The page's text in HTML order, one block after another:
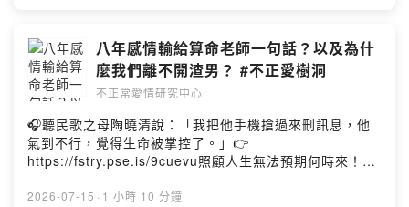
Just A Comedian2️⃣ 芝加哥 #Sept. 19 -3pm Sat |
ChicagoThe Den Theater1331 N Milwaukee Ave,
Chicago, IL 606223️⃣ 紐約 Sept. 20 -3pm Sun | New
York CityThe Theater Center210 W 50th St, New
York, NY 10014️⃣ 洛杉磯 Sept. 25 -8pm Fri |
LosangelesVineyard Church Glendora509 E Arrow
Highway, Glendora, CA 917405️⃣ 舊金山Sept. 26- 2pm
SAT | San FranciscoCollege of San Mateo
Theatre1700 W Hillsdale Blvd, San Mateo, CA
八年感情輸給算命老師一句話？以及為什
麼我們離不開渣男？ #不正愛樹洞
不正常愛情研究中心
🎧聽民歌之母陶曉清說：「我把他手機搶過來刪訊息，他
氣到不行，覺得生命被掌控了。」👉
https://fstry.pse.is/9cuevu照顧人生無法預期何時來！
點擊連結，讓我們有機會不在照顧困境掙扎。—— 以上為
2026-07-15 · 1 小時 10 分鐘